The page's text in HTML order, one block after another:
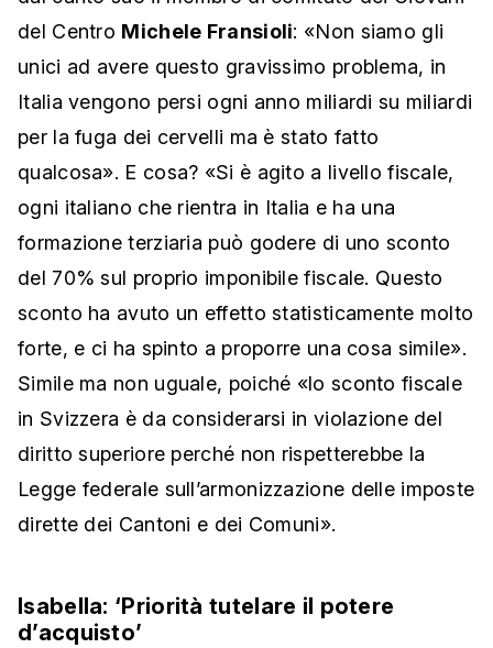
del Centro Michele Fransioli: «Non siamo gli
unici ad avere questo gravissimo problema, in
Italia vengono persi ogni anno miliardi su miliardi
per la fuga dei cervelli ma è stato fatto
qualcosa». E cosa? «Si è agito a livello fiscale,
ogni italiano che rientra in Italia e ha una
formazione terziaria può godere di uno sconto
del 70% sul proprio imponibile fiscale. Questo
sconto ha avuto un effetto statisticamente molto
forte, e ci ha spinto a proporre una cosa simile».
Simile ma non uguale, poiché «lo sconto fiscale
in Svizzera è da considerarsi in violazione del
diritto superiore perché non rispetterebbe la
Legge federale sull’armonizzazione delle imposte
dirette dei Cantoni e dei Comuni».
Isabella: ‘Priorità tutelare il potere
d’acquisto’